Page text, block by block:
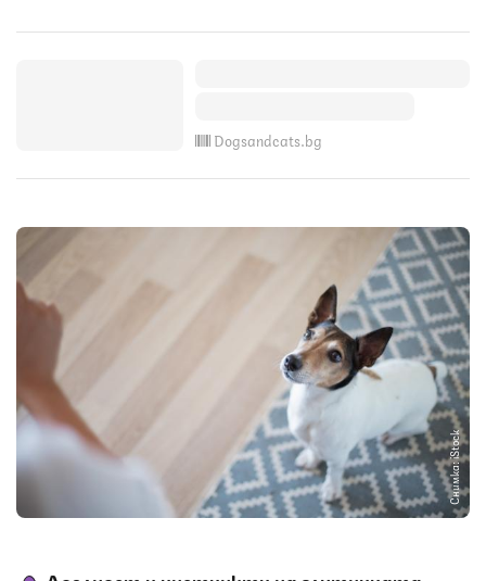
Dogsandcats.bg
Снимка: iStock